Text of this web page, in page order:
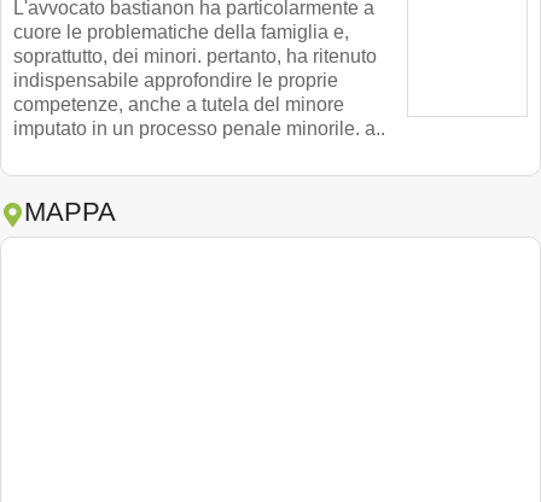
L'avvocato bastianon ha particolarmente a
cuore le problematiche della famiglia e,
soprattutto, dei minori. pertanto, ha ritenuto
indispensabile approfondire le proprie
competenze, anche a tutela del minore
imputato in un processo penale minorile. a..
MAPPA